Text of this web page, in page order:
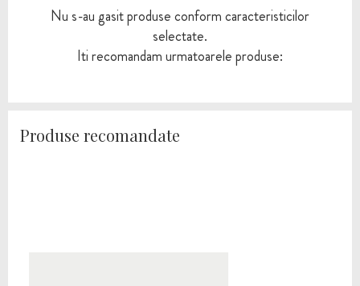
Nu s-au gasit produse conform caracteristicilor
selectate.
Iti recomandam urmatoarele produse:
Produse recomandate